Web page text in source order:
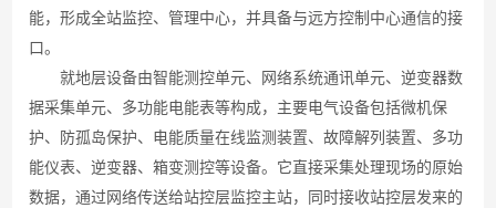
能，形成全站监控、管理中心，并具备与远方控制中心通信的接
口。
就地层设备由智能测控单元、网络系统通讯单元、逆变器数
据采集单元、多功能电能表等构成，主要电气设备包括微机保
护、防孤岛保护、电能质量在线监测装置、故障解列装置、多功
能仪表、逆变器、箱变测控等设备。它直接采集处理现场的原始
数据，通过网络传送给站控层监控主站，同时接收站控层发来的